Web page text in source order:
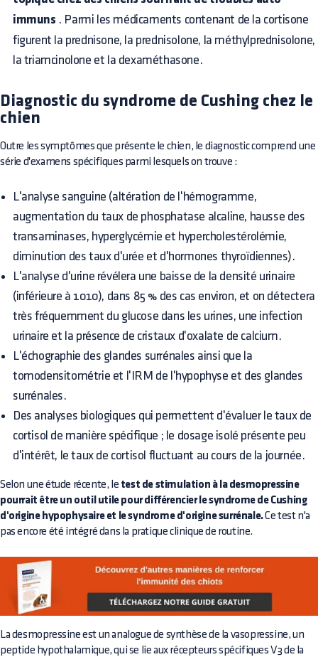
immuns . Parmi les médicaments contenant de la cortisone
figurent la prednisone, la prednisolone, la méthylprednisolone,
la triamcinolone et la dexaméthasone.
Diagnostic du syndrome de Cushing chez le
chien
Outre les symptômes que présente le chien, le diagnostic comprend une
série d'examens spécifiques parmi lesquels on trouve :
L'analyse sanguine (altération de l'hémogramme,
augmentation du taux de phosphatase alcaline, hausse des
transaminases, hyperglycémie et hypercholestérolémie,
diminution des taux d'urée et d'hormones thyroïdiennes).
L'analyse d'urine révélera une baisse de la densité urinaire
(inférieure à 1010), dans 85 % des cas environ, et on détectera
très fréquemment du glucose dans les urines, une infection
urinaire et la présence de cristaux d'oxalate de calcium.
L'échographie des glandes surrénales ainsi que la
tomodensitométrie et l'IRM de l'hypophyse et des glandes
surrénales.
Des analyses biologiques qui permettent d'évaluer le taux de
cortisol de manière spécifique ; le dosage isolé présente peu
d'intérêt, le taux de cortisol fluctuant au cours de la journée.
Selon une étude récente, le test de stimulation à la desmopressine
pourrait être un outil utile pour différencier le syndrome de Cushing
d'origine hypophysaire et le syndrome d'origine surrénale.Ce test n'a
pas encore été intégré dans la pratique clinique de routine.
La desmopressine est un analogue de synthèse de la vasopressine, un
peptide hypothalamique, qui se lie aux récepteurs spécifiques V3 de la